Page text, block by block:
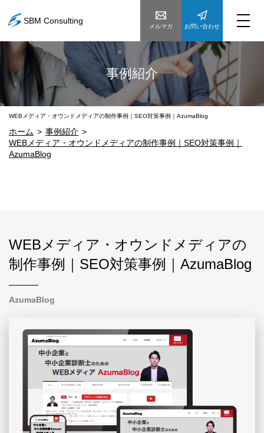
SBM Consulting
メルマガ お問い合わせ
事例紹介
ホーム
事例紹介
WEBメディア・オウンドメディアの制作事例｜SEO対策事例｜
AzumaBlog
WEBメディア・オウンドメディアの制作事例｜SEO対策事例｜AzumaBlog
WEBメディア・オウンドメディアの
制作事例｜SEO対策事例｜AzumaBlog
AzumaBlog